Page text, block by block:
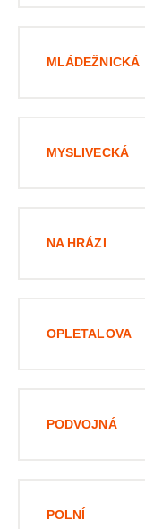
MLÁDEŽNICKÁ
MYSLIVECKÁ
NA HRÁZI
OPLETALOVA
PODVOJNÁ
POLNÍ